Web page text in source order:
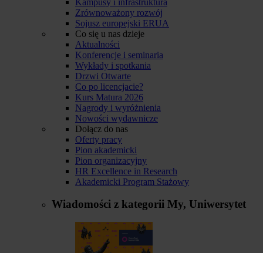
Zrównoważony rozwój
Sojusz europejski ERUA
Co się u nas dzieje
Aktualności
Konferencje i seminaria
Wykłady i spotkania
Drzwi Otwarte
Co po licencjacie?
Kurs Matura 2026
Nagrody i wyróżnienia
Nowości wydawnicze
Dołącz do nas
Oferty pracy
Pion akademicki
Pion organizacyjny
HR Excellence in Research
Akademicki Program Stażowy
Wiadomości z kategorii My, Uniwersytet